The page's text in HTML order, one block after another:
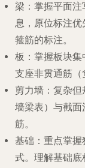
梁 ：掌握平面
息，原位标注
箍筋的标注。
板 ：掌握板块
支座非贯通筋（
剪力墙 ：复杂
墙梁表）与截
筋。
基础 ：重点掌
式。理解基础